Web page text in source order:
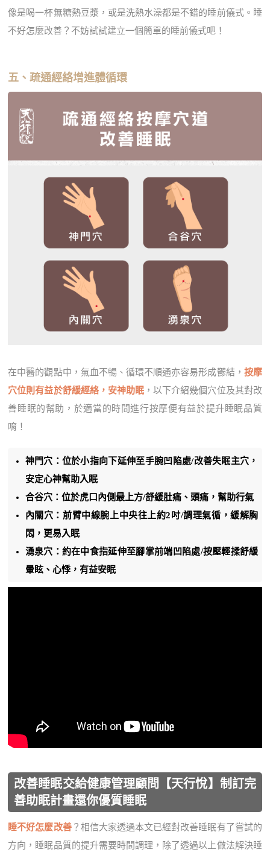
像是喝一杯無糖熱豆漿，或是洗熱水澡都是不錯的睡前儀式。睡
不好怎麼改善？不妨試試建立一個簡單的睡前儀式吧！
五、疏通經絡增進體循環
在中醫的觀點中，氣血不暢、循環不順通亦容易形成鬱結， 按摩
穴位則有益於舒緩經絡，安神助眠 ，以下介紹幾個穴位及其對改
善睡眠的幫助，於適當的時間進行按摩便有益於提升睡眠品質
唷！
神門穴：位於小指向下延伸至手腕凹陷處/改善失眠主穴，
安定心神幫助入眠
合谷穴：位於虎口內側最上方/舒緩肚痛、頭痛，幫助行氣
內關穴：前臂中線腕上中央往上約2吋/調理氣循，緩解胸
悶，更易入眠
湧泉穴：約在中食指延伸至腳掌前端凹陷處/按壓輕揉舒緩
暈眩、心悸，有益安眠
改善睡眠交給健康管理顧問【天行悅】制訂完
善助眠計畫還你優質睡眠
睡不好怎麼改善？相信大家透過本文已經對改善睡眠有了嘗試的
方向，睡眠品質的提升需要時間調理，除了透過以上做法解決睡